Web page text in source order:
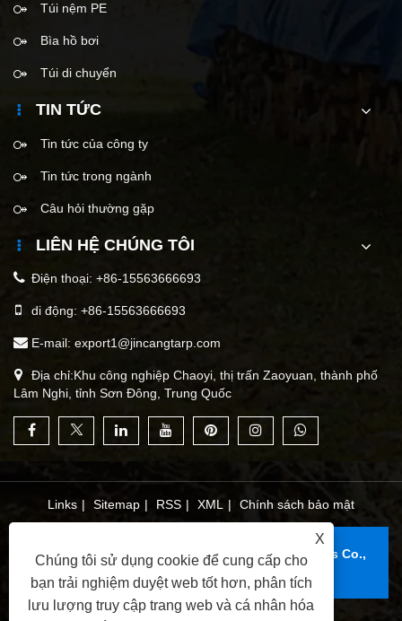
Túi nệm PE
Bìa hồ bơi
Túi di chuyển
TIN TỨC
Tin tức của công ty
Tin tức trong ngành
Câu hỏi thường gặp
LIÊN HỆ CHÚNG TÔI
Điện thoại: +86-15563666693
di động: +86-15563666693
E-mail: export1@jincangtarp.com
Địa chỉ:Khu công nghiệp Chaoyi, thị trấn Zaoyuan, thành phố
Lâm Nghi, tỉnh Sơn Đông, Trung Quốc
Links | Sitemap | RSS | XML | Chính sách bảo mật
Bản quyền © 2025 Linyi Jincang Plastic Products Co.,
Ltd. Đã đăng ký Bản quyền.
X
Chúng tôi sử dụng cookie để cung cấp cho
bạn trải nghiệm duyệt web tốt hơn, phân tích
lưu lượng truy cập trang web và cá nhân hóa